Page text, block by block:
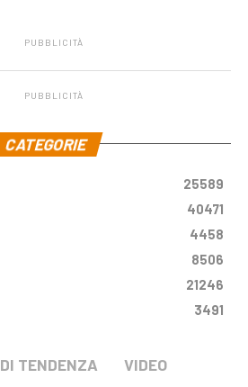
PUBBLICITÀ
PUBBLICITÀ
CATEGORIE
25589
40471
4458
8506
21246
3491
DI TENDENZA VIDEO